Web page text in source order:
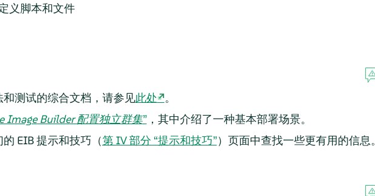
义脚本和文件
测试的综合文档，请参见此处
。
Image Builder 配置独立群集”，其中介绍了一种基本部署场景。
EIB 提示和技巧（第 IV 部分 “提示和技巧”）页面中查找一些更有用的信息。